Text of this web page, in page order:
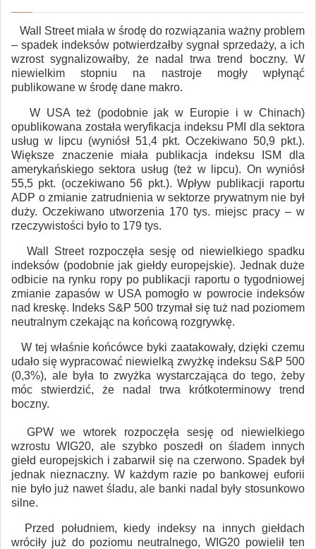
Wall Street miała w środę do rozwiązania ważny problem
– spadek indeksów potwierdzałby sygnał sprzedaży, a ich
wzrost sygnalizowałby, że nadal trwa trend boczny. W
niewielkim stopniu na nastroje mogły wpłynąć
publikowane w środę dane makro.
W USA też (podobnie jak w Europie i w Chinach)
opublikowana została weryfikacja indeksu PMI dla sektora
usług w lipcu (wyniósł 51,4 pkt. Oczekiwano 50,9 pkt.).
Większe znaczenie miała publikacja indeksu ISM dla
amerykańskiego sektora usług (też w lipcu). On wyniósł
55,5 pkt. (oczekiwano 56 pkt.). Wpływ publikacji raportu
ADP o zmianie zatrudnienia w sektorze prywatnym nie był
duży. Oczekiwano utworzenia 170 tys. miejsc pracy – w
rzeczywistości było to 179 tys.
Wall Street rozpoczęła sesję od niewielkiego spadku
indeksów (podobnie jak giełdy europejskie). Jednak duże
odbicie na rynku ropy po publikacji raportu o tygodniowej
zmianie zapasów w USA pomogło w powrocie indeksów
nad kreskę. Indeks S&P 500 trzymał się tuż nad poziomem
neutralnym czekając na końcową rozgrywkę.
W tej właśnie końcówce byki zaatakowały, dzięki czemu
udało się wypracować niewielką zwyżkę indeksu S&P 500
(0,3%), ale była to zwyżka wystarczająca do tego, żeby
móc stwierdzić, że nadal trwa krótkoterminowy trend
boczny.
GPW we wtorek rozpoczęła sesję od niewielkiego
wzrostu WIG20, ale szybko poszedł on śladem innych
giełd europejskich i zabarwił się na czerwono. Spadek był
jednak nieznaczny. W każdym razie po bankowej euforii
nie było już nawet śladu, ale banki nadal były stosunkowo
silne.
Przed południem, kiedy indeksy na innych giełdach
wróciły już do poziomu neutralnego, WIG20 powielił ten